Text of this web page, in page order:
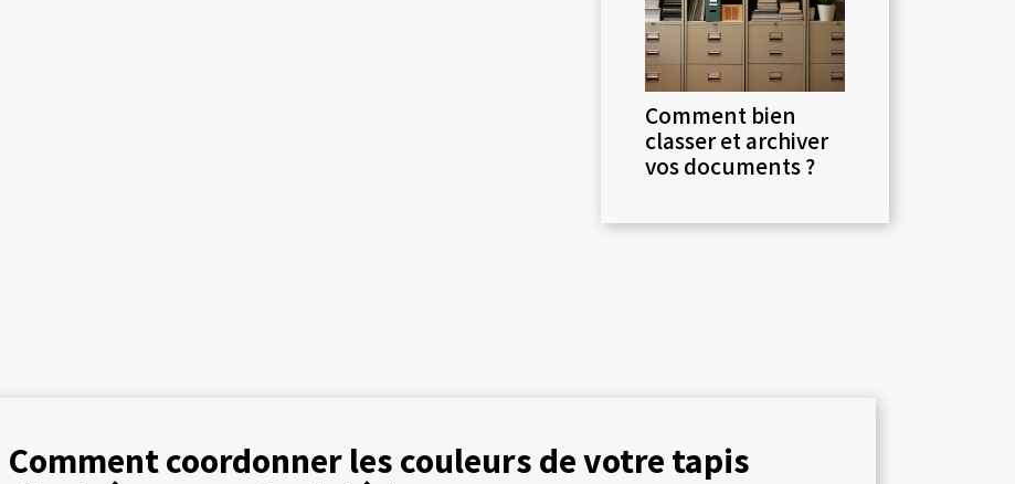
Comment bien
classer et archiver
vos documents ?
Comment coordonner les couleurs de votre tapis